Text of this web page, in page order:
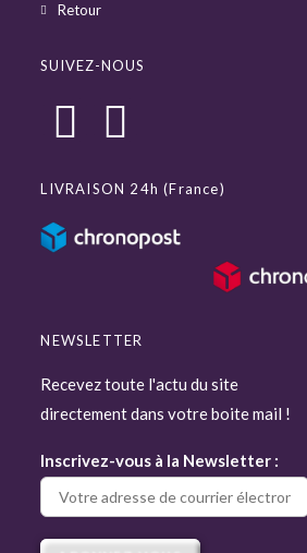
Retour
SUIVEZ-NOUS
LIVRAISON 24h (France)
NEWSLETTER
Recevez toute l'actu du site
directement dans votre boite mail !
Inscrivez-vous à la Newsletter :